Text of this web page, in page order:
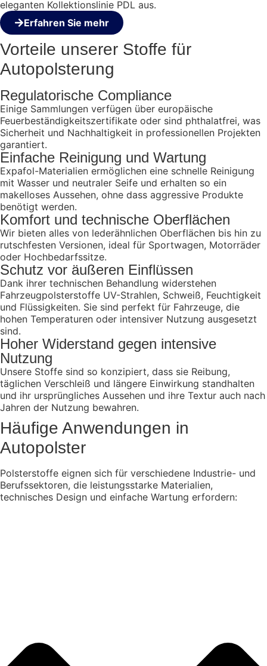
eleganten Kollektionslinie PDL aus.
Erfahren Sie mehr
Vorteile unserer Stoffe für
Autopolsterung
Regulatorische Compliance
Einige Sammlungen verfügen über europäische
Feuerbeständigkeitszertifikate oder sind phthalatfrei, was
Sicherheit und Nachhaltigkeit in professionellen Projekten
garantiert.
Einfache Reinigung und Wartung
Expafol-Materialien ermöglichen eine schnelle Reinigung
mit Wasser und neutraler Seife und erhalten so ein
makelloses Aussehen, ohne dass aggressive Produkte
benötigt werden.
Komfort und technische Oberflächen
Wir bieten alles von lederähnlichen Oberflächen bis hin zu
rutschfesten Versionen, ideal für Sportwagen, Motorräder
oder Hochbedarfssitze.
Schutz vor äußeren Einflüssen
Dank ihrer technischen Behandlung widerstehen
Fahrzeugpolsterstoffe UV-Strahlen, Schweiß, Feuchtigkeit
und Flüssigkeiten. Sie sind perfekt für Fahrzeuge, die
hohen Temperaturen oder intensiver Nutzung ausgesetzt
sind.
Hoher Widerstand gegen intensive
Nutzung
Unsere Stoffe sind so konzipiert, dass sie Reibung,
täglichen Verschleiß und längere Einwirkung standhalten
und ihr ursprüngliches Aussehen und ihre Textur auch nach
Jahren der Nutzung bewahren.
Häufige Anwendungen in
Autopolster
Polsterstoffe eignen sich für verschiedene Industrie- und
Berufssektoren, die leistungsstarke Materialien,
technisches Design und einfache Wartung erfordern: